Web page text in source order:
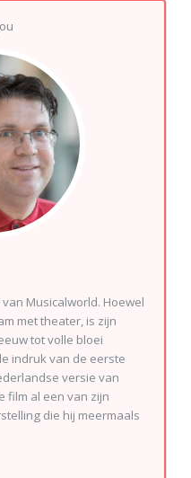
Musicalworld. Hoewel
met theater, is zijn
tot volle bloei
indruk van de eerste
versie van
film al een van zijn
die hij meermaals
jaar. Jeroen is de